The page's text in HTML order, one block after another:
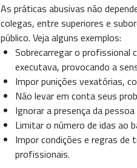
As práticas abusivas não
colegas, entre superiores e
público. Veja alguns exemplos:
Sobrecarregar o profissional
executava, provocando a
Impor punições vexatórias,
Não levar em conta seus
Ignorar a presença da
Limitar o número de idas ao
Impor condições e regras de
profissionais.